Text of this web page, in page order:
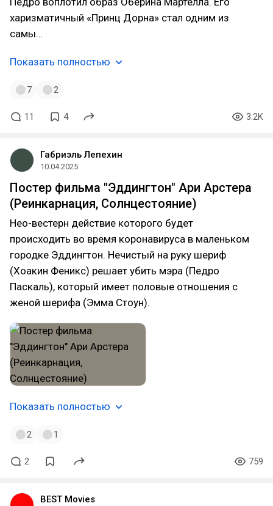
харизматичный «Принц Дорна» стал одним из
самы…
Показать полностью
7 2
11 4 3.2K
Габриэль Лепехин
10.04.2025
Постер фильма "Эддингтон" Ари Арстера
(Реинкарнация, Солнцестояние)
Нео-вестерн действие которого будет
происходить во время коронавируса в маленьком
городке Эддингтон. Нечистый на руку шериф
(Хоакин Феникс) решает убить мэра (Педро
Паскаль), который имеет половые отношения с
женой шерифа (Эмма Стоун).
Показать полностью
2 1
2 759
BEST Movies